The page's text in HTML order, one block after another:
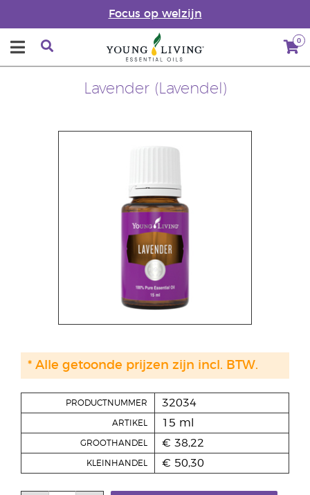
Focus op welzijn
0
Lavender (Lavendel)
PRODUCTNUMMER 32034
ARTIKEL 15 ml
GROOTHANDEL € 38,22
KLEINHANDEL € 50,30
* Alle getoonde prijzen zijn incl. BTW.